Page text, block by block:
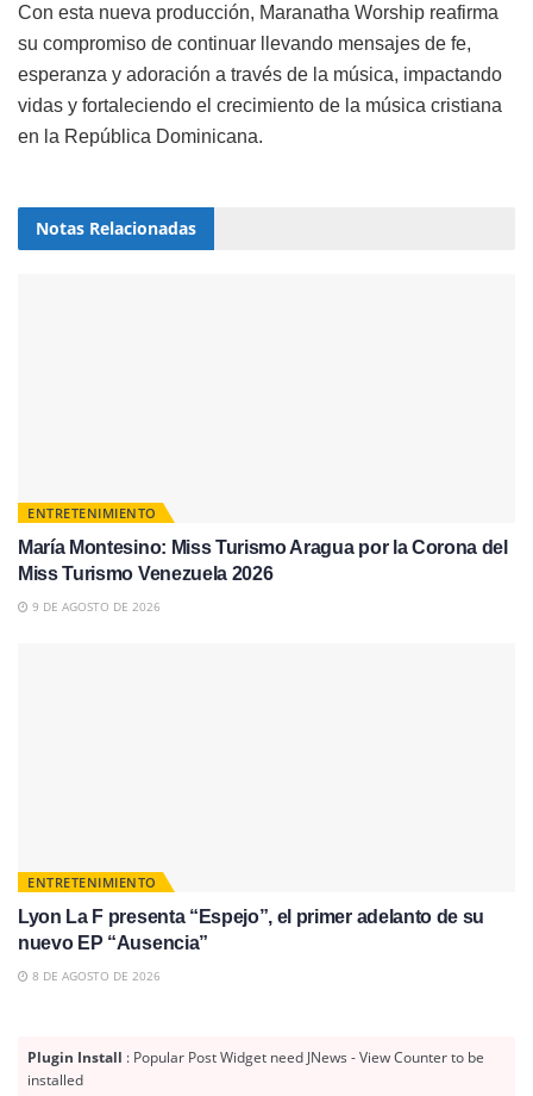
Con esta nueva producción, Maranatha Worship reafirma
su compromiso de continuar llevando mensajes de fe,
esperanza y adoración a través de la música, impactando
vidas y fortaleciendo el crecimiento de la música cristiana
en la República Dominicana.
Notas Relacionadas
ENTRETENIMIENTO
María Montesino: Miss Turismo Aragua por la Corona del
Miss Turismo Venezuela 2026
9 DE AGOSTO DE 2026
ENTRETENIMIENTO
Lyon La F presenta “Espejo”, el primer adelanto de su
nuevo EP “Ausencia”
8 DE AGOSTO DE 2026
Plugin Install : Popular Post Widget need JNews - View Counter to be
installed